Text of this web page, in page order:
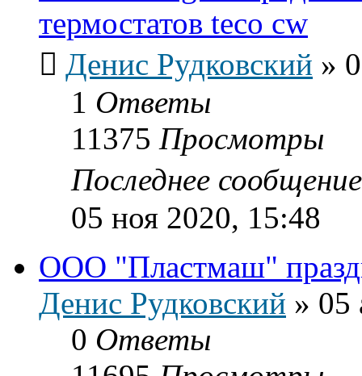
термостатов teco cw
Денис Рудковский »
1 Ответы
11375 Просмотры
Последнее
05 ноя 2020, 15:48
ООО "Пластмаш"
Денис Рудковский » 05
0 Ответы